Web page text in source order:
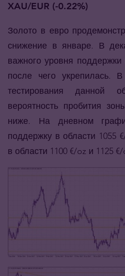
XAU/EUR (-0.22%)
Золото в евро
снижение в январе. В
важного уровня поддержки
после чего укрепилась.
тестирования данной
вероятность пробития
ниже. На дневном
поддержку в области 1055
в области 1100 €/oz и 1125 €/